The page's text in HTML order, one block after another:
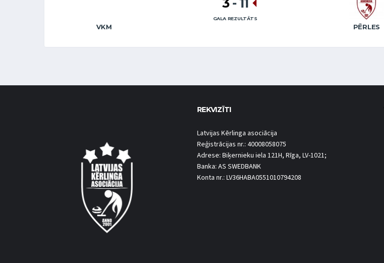
VKM PĒRLES
GALA REZULTĀTS
REKVIZĪTI
Latvijas Kērlinga asociācija
Reģistrācijas nr.: 40008058075
Adrese: Biķernieku iela 121H, Rīga, LV-1021;
Banka: AS SWEDBANK
Konta nr.: LV36HABA0551010794208